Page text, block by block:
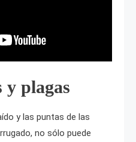
y plagas
y las puntas de las
no sólo puede